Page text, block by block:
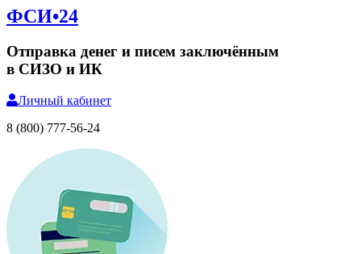
ФСИ•24
Отправка денег и писем заключённым
в СИЗО и ИК
Личный кабинет
8 (800) 777-56-24